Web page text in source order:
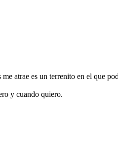
atrae es un terrenito en el que
y cuando quiero.